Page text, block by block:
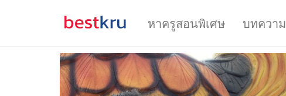
หาครูสอนพิเศษ บทความ